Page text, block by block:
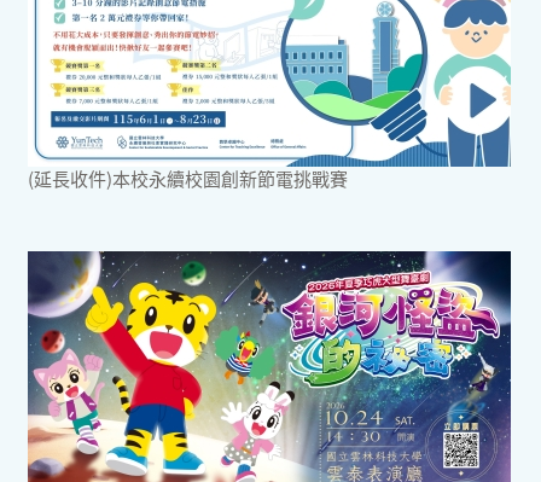
(延長收件)本校永續校園創新節電挑戰賽